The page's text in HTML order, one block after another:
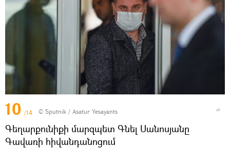
10 /14 © Sputnik / Asatur Yesayants
Գեղարքունիքի մարզպետ Գնել Սանոսյանը
Գավառի հիվանդանոցում